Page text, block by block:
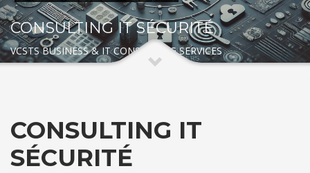
CONSULTING IT SÉCURITÉ
VCSTS BUSINESS & IT CONSULTING SERVICES
CONSULTING IT
SÉCURITÉ